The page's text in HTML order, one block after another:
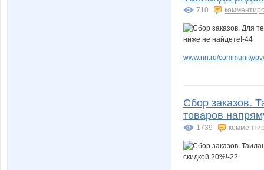
710
www.nn.ru/community/
Сбор заказов.
товаров
1739